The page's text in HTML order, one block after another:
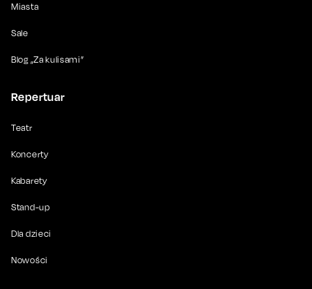
Miasta
Sale
Blog „Za kulisami”
Repertuar
Teatr
Koncerty
Kabarety
Stand-up
Dla dzieci
Nowości